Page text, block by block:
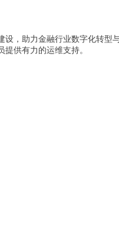
，助力金融行业数字化转型
供有力的运维支持。